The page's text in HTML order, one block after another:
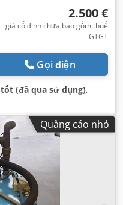
2.500 €
giá cố định chưa bao gồm thuế
GTGT
Gọi điện
tốt (đã qua sử dụng),
Quảng cáo nhỏ